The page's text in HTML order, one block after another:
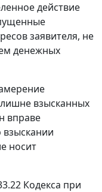
действие
заявителя, не
денежных
взысканных
вправе
взыскании
носит
Кодекса при